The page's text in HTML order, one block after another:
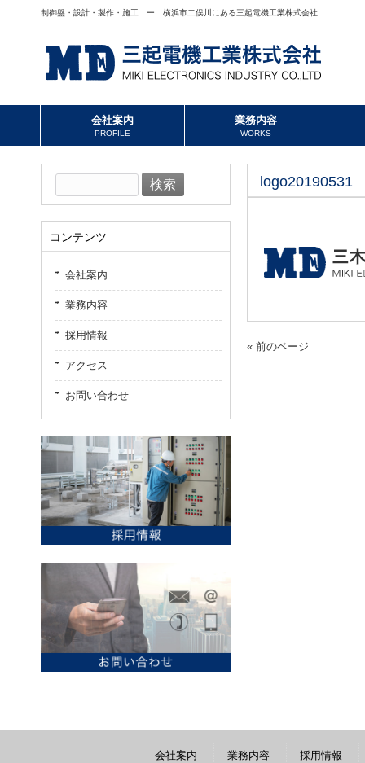
制御盤・設計・製作・施工 ー 横浜市二俣川にある三起電機工業株式会社
会社案内
PROFILE
業務内容
WORKS
logo20190531
« 前のページ
索:
コンテンツ
会社案内
業務内容
採用情報
アクセス
お問い合わせ
会社案内 業務内容 採用情報